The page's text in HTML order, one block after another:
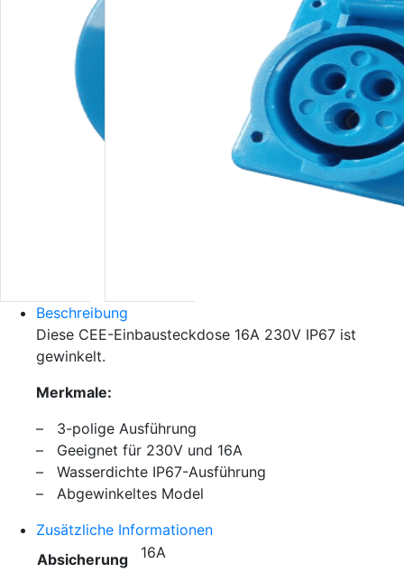
Beschreibung
Diese CEE-Einbausteckdose 16A 230V IP67 ist
gewinkelt.
Merkmale:
– 3-polige Ausführung
– Geeignet für 230V und 16A
– Wasserdichte IP67-Ausführung
– Abgewinkeltes Model
Zusätzliche Informationen
Absicherung
16A